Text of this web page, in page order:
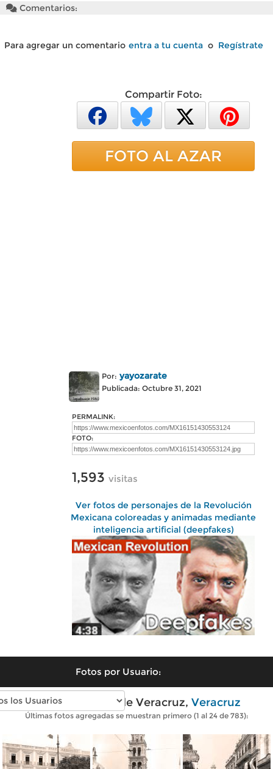
Comentarios:
Para agregar un comentario entra a tu cuenta o Regístrate
Compartir Foto:
FOTO AL AZAR
Por: yayozarate
Publicada: Octubre 31, 2021
PERMALINK:
FOTO:
1,593 visitas
Ver fotos de personajes de la Revolución
Mexicana coloreadas y animadas mediante
inteligencia artificial (deepfakes)
Fotos por Usuario:
Fotos antiguas de Veracruz, Veracruz
Últimas fotos agregadas se muestran primero (1 al 24 de 783):